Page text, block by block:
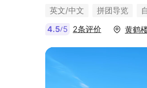
英文/中文 拼团导览
4.5/5 2条评价 黄鹤